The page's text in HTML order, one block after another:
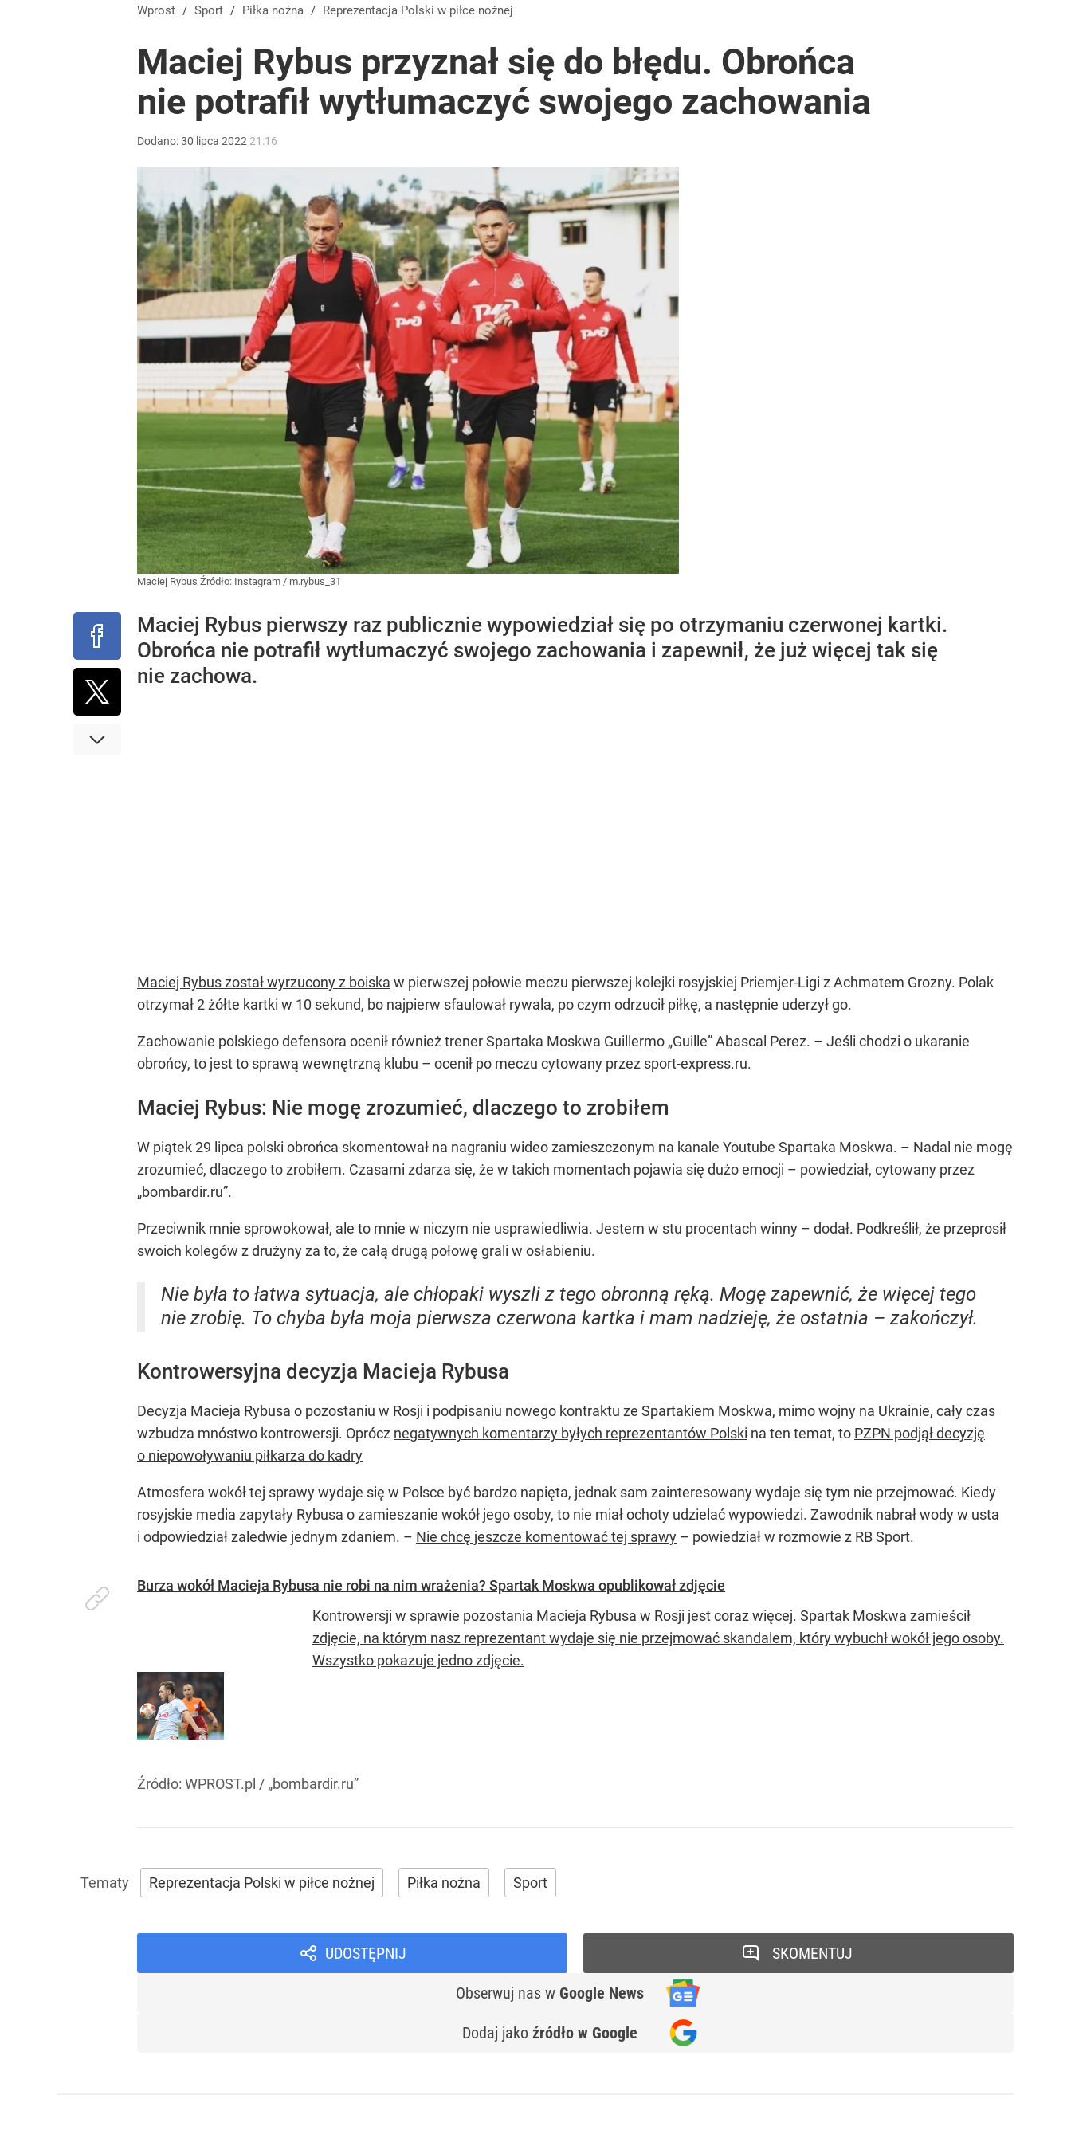
Polski finał w Warszawie! To będzie wielkie święto w grze o tytuł
Real Madryt właśnie pobił rekord transferowy! Fortuna za nastolatka
Tajemnica paragonów grozy. Tak restauratorzy manipulują cenami nad morzem
Wprost / Sport / Piłka nożna / Reprezentacja Polski w piłce nożnej
Maciej Rybus przyznał się do błędu. Obrońca
nie potrafił wytłumaczyć swojego zachowania
Dodano:30 lipca 2022 21:16
Maciej Rybus Źródło: Instagram / m.rybus_31
Maciej Rybus pierwszy raz publicznie wypowiedział się po otrzymaniu czerwonej kartki.
Obrońca nie potrafił wytłumaczyć swojego zachowania i zapewnił, że już więcej tak się
nie zachowa.
Maciej Rybus został wyrzucony z boiska w pierwszej połowie meczu pierwszej kolejki rosyjskiej Priemjer-Ligi z Achmatem Grozny. Polak
otrzymał 2 żółte kartki w 10 sekund, bo najpierw sfaulował rywala, po czym odrzucił piłkę, a następnie uderzył go.
Zachowanie polskiego defensora ocenił również trener Spartaka Moskwa Guillermo „Guille” Abascal Perez. – Jeśli chodzi o ukaranie
obrońcy, to jest to sprawą wewnętrzną klubu – ocenił po meczu cytowany przez sport-express.ru.
Maciej Rybus: Nie mogę zrozumieć, dlaczego to zrobiłem
W piątek 29 lipca polski obrońca skomentował na nagraniu wideo zamieszczonym na kanale Youtube Spartaka Moskwa. – Nadal nie mogę
zrozumieć, dlaczego to zrobiłem. Czasami zdarza się, że w takich momentach pojawia się dużo emocji – powiedział, cytowany przez
„bombardir.ru”.
Przeciwnik mnie sprowokował, ale to mnie w niczym nie usprawiedliwia. Jestem w stu procentach winny – dodał. Podkreślił, że przeprosił
swoich kolegów z drużyny za to, że całą drugą połowę grali w osłabieniu.
Nie była to łatwa sytuacja, ale chłopaki wyszli z tego obronną ręką. Mogę zapewnić, że więcej tego
nie zrobię. To chyba była moja pierwsza czerwona kartka i mam nadzieję, że ostatnia – zakończył.
Kontrowersyjna decyzja Macieja Rybusa
Decyzja Macieja Rybusa o pozostaniu w Rosji i podpisaniu nowego kontraktu ze Spartakiem Moskwa, mimo wojny na Ukrainie, cały czas
wzbudza mnóstwo kontrowersji. Oprócz negatywnych komentarzy byłych reprezentantów Polski na ten temat, to PZPN podjął decyzję
o niepowoływaniu piłkarza do kadry
Atmosfera wokół tej sprawy wydaje się w Polsce być bardzo napięta, jednak sam zainteresowany wydaje się tym nie przejmować. Kiedy
rosyjskie media zapytały Rybusa o zamieszanie wokół jego osoby, to nie miał ochoty udzielać wypowiedzi. Zawodnik nabrał wody w usta
i odpowiedział zaledwie jednym zdaniem. – Nie chcę jeszcze komentować tej sprawy – powiedział w rozmowie z RB Sport.
Burza wokół Macieja Rybusa nie robi na nim wrażenia? Spartak Moskwa opublikował zdjęcie
Kontrowersji w sprawie pozostania Macieja Rybusa w Rosji jest coraz więcej. Spartak Moskwa zamieścił
zdjęcie, na którym nasz reprezentant wydaje się nie przejmować skandalem, który wybuchł wokół jego osoby.
Wszystko pokazuje jedno zdjęcie.
Źródło: WPROST.pl / „bombardir.ru”
Reprezentacja Polski w piłce nożnej Piłka nożna Sport
UDOSTĘPNIJ
Obserwuj nas w Google News
Dodaj jako źródło w Google
SKOMENTUJ